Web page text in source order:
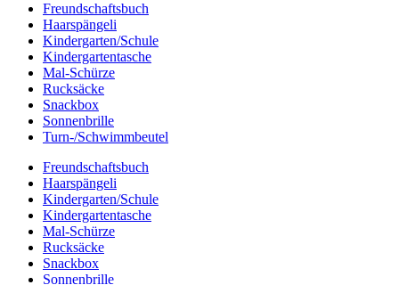
Freundschaftsbuch
Haarspängeli
Kindergarten/Schule
Kindergartentasche
Mal-Schürze
Rucksäcke
Snackbox
Sonnenbrille
Turn-/Schwimmbeutel
Freundschaftsbuch
Haarspängeli
Kindergarten/Schule
Kindergartentasche
Mal-Schürze
Rucksäcke
Snackbox
Sonnenbrille